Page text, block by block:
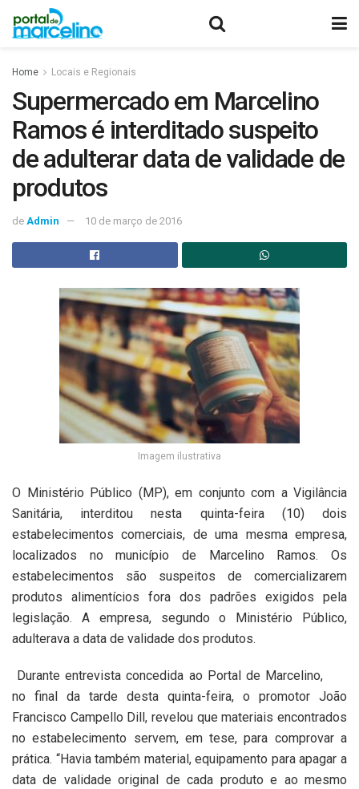
Home Locais e Regionais
Supermercado em Marcelino
Ramos é interditado suspeito
de adulterar data de validade de
produtos
de Admin 10 de março de 2016
Imagem ilustrativa
O Ministério Público (MP), em conjunto com a Vigilância
Sanitária, interditou nesta quinta-feira (10) dois
estabelecimentos comerciais, de uma mesma empresa,
localizados no município de Marcelino Ramos. Os
estabelecimentos são suspeitos de comercializarem
produtos alimentícios fora dos padrões exigidos pela
legislação. A empresa, segundo o Ministério Público,
adulterava a data de validade dos produtos.
Durante entrevista concedida ao Portal de Marcelino,
no final da tarde desta quinta-feira, o promotor João
Francisco Campello Dill, revelou que materiais encontrados
no estabelecimento servem, em tese, para comprovar a
prática. “Havia também material, equipamento para apagar a
data de validade original de cada produto e ao mesmo